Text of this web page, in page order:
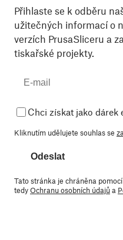
Přihlaste se k odběru
užitečných informací o
verzích PrusaSliceru a
tiskařské projekty.
Chci získat jako dárek
Kliknutím udělujete souhlas se
Odeslat
Tato stránka je chráněna
tedyOchranu osobních údajůa